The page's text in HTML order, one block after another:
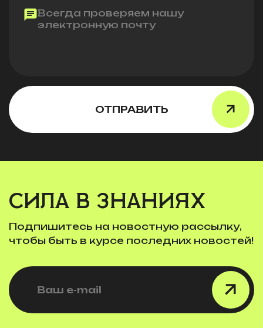
Всегда проверяем нашу
электронную почту
ОТПРАВИТЬ
СИЛА В ЗНАНИЯХ
Подпишитесь на новостную рассылку,
чтобы быть в курсе последних новостей!